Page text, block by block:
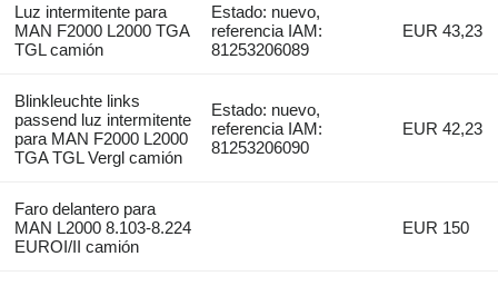
Luz intermitente para
MAN F2000 L2000 TGA
TGL camión
Estado: nuevo,
referencia IAM:
81253206089
EUR 43,23
Blinkleuchte links
passend luz intermitente
para MAN F2000 L2000
TGA TGL Vergl camión
Estado: nuevo,
referencia IAM:
81253206090
EUR 42,23
Faro delantero para
MAN L2000 8.103-8.224
EUROI/II camión
EUR 150